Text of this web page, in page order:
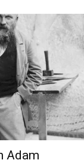
Adam